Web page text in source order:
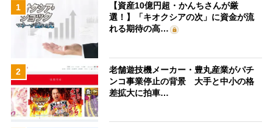
1
【資産10億円超・かんちさんが厳
選！】「キオクシアの次」に資金が流
れる期待の高…
2
老舗遊技機メーカー・豊丸産業がパチ
ンコ事業停止の背景 大手と中小の格
差拡大に拍車…